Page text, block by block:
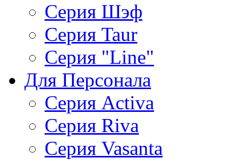
Серия Шэф
Серия Taur
Серия "Line"
Для Персонала
Серия Activa
Серия Riva
Серия Vasanta